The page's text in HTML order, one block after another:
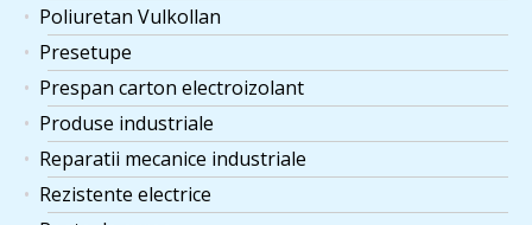
Poliuretan Vulkollan
Presetupe
Prespan carton electroizolant
Produse industriale
Reparatii mecanice industriale
Rezistente electrice